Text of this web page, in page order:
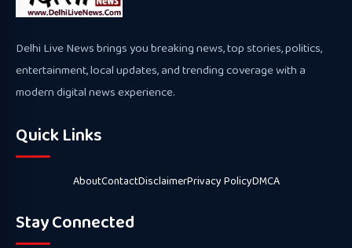
Delhi Live News brings you breaking news, top stories, politics,
entertainment, local updates, and trending coverage with a
modern digital news experience.
Quick Links
AboutContactDisclaimerPrivacy PolicyDMCA
Stay Connected